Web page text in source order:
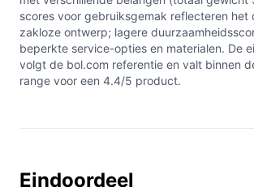
scores voor gebruiksgemak reflecteren het
zakloze ontwerp; lagere
beperkte service-opties en materialen. De
volgt de bol.com referentie en valt binnen
range voor een 4.4/5 product.
Eindoordeel